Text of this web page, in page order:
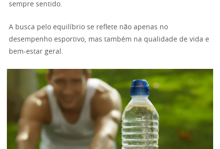
sempre sentido.
A busca pelo equilíbrio se reflete não apenas no
desempenho esportivo, mas também na qualidade de vida e
bem-estar geral.